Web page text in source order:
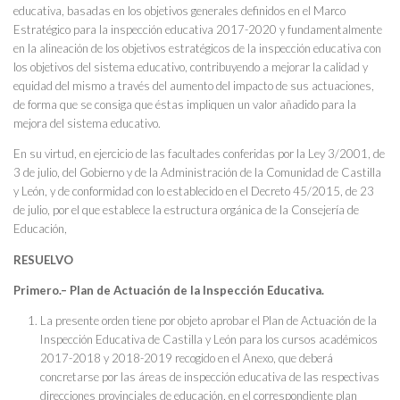
educativa, basadas en los objetivos generales definidos en el Marco
Estratégico para la inspección educativa 2017-2020 y fundamentalmente
en la alineación de los objetivos estratégicos de la inspección educativa con
los objetivos del sistema educativo, contribuyendo a mejorar la calidad y
equidad del mismo a través del aumento del impacto de sus actuaciones,
de forma que se consiga que éstas impliquen un valor añadido para la
mejora del sistema educativo.
En su virtud, en ejercicio de las facultades conferidas por la Ley 3/2001, de
3 de julio, del Gobierno y de la Administración de la Comunidad de Castilla
y León, y de conformidad con lo establecido en el Decreto 45/2015, de 23
de julio, por el que establece la estructura orgánica de la Consejería de
Educación,
RESUELVO
Primero.– Plan de Actuación de la Inspección Educativa.
La presente orden tiene por objeto aprobar el Plan de Actuación de la
Inspección Educativa de Castilla y León para los cursos académicos
2017-2018 y 2018-2019 recogido en el Anexo, que deberá
concretarse por las áreas de inspección educativa de las respectivas
direcciones provinciales de educación, en el correspondiente plan